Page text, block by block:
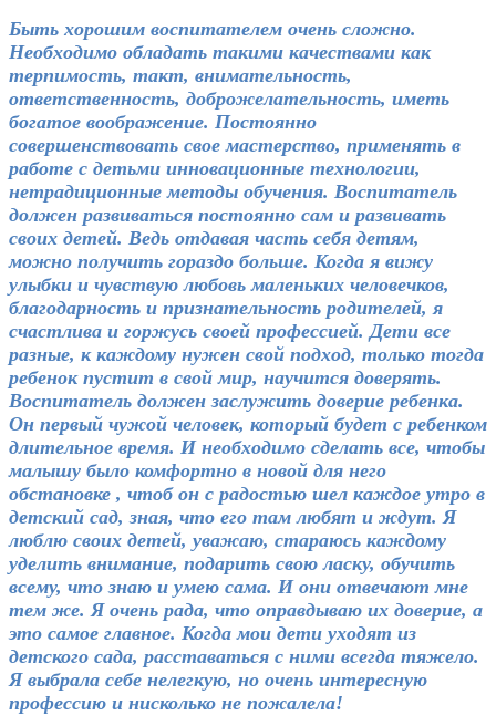
Быть хорошим воспитателем очень сложно.
Необходимо обладать такими качествами как
терпимость, такт, внимательность,
ответственность, доброжелательность, иметь
богатое воображение. Постоянно
совершенствовать свое мастерство, применять в
работе с детьми инновационные технологии,
нетрадиционные методы обучения. Воспитатель
должен развиваться постоянно сам и развивать
своих детей. Ведь отдавая часть себя детям,
можно получить гораздо больше. Когда я вижу
улыбки и чувствую любовь маленьких человечков,
благодарность и признательность родителей, я
счастлива и горжусь своей профессией. Дети все
разные, к каждому нужен свой подход, только тогда
ребенок пустит в свой мир, научится доверять.
Воспитатель должен заслужить доверие ребенка.
Он первый чужой человек, который будет с ребенком
длительное время. И необходимо сделать все, чтобы
малышу было комфортно в новой для него
обстановке , чтоб он с радостью шел каждое утро в
детский сад, зная, что его там любят и ждут. Я
люблю своих детей, уважаю, стараюсь каждому
уделить внимание, подарить свою ласку, обучить
всему, что знаю и умею сама. И они отвечают мне
тем же. Я очень рада, что оправдываю их доверие, а
это самое главное. Когда мои дети уходят из
детского сада, расставаться с ними всегда тяжело.
Я выбрала себе нелегкую, но очень интересную
профессию и нисколько не пожалела!